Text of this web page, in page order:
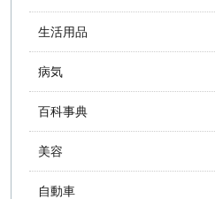
生活用品
病気
百科事典
美容
自動車